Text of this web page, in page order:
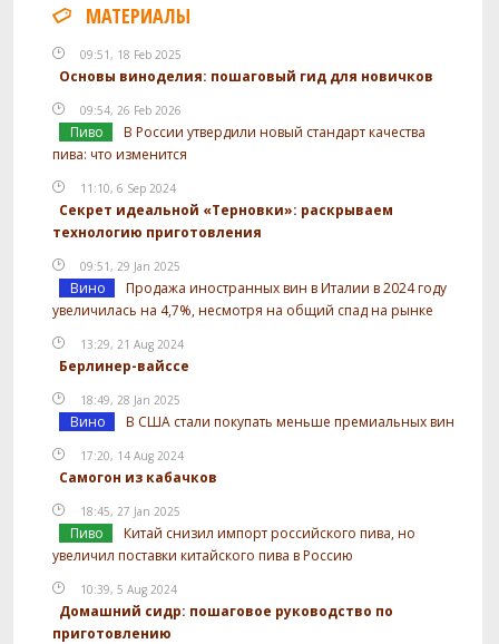
МАТЕРИАЛЫ
09:51, 18 Feb 2025
Основы виноделия: пошаговый гид для новичков
09:54, 26 Feb 2026
Пиво
В России утвердили новый стандарт качества
пива: что изменится
11:10, 6 Sep 2024
Секрет идеальной «Терновки»: раскрываем
технологию приготовления
09:51, 29 Jan 2025
Вино
Продажа иностранных вин в Италии в 2024 году
увеличилась на 4,7%, несмотря на общий спад на рынке
13:29, 21 Aug 2024
Берлинер-вайссе
18:49, 28 Jan 2025
Вино В США стали покупать меньше премиальных вин
17:20, 14 Aug 2024
Самогон из кабачков
18:45, 27 Jan 2025
Пиво
Китай снизил импорт российского пива, но
увеличил поставки китайского пива в Россию
10:39, 5 Aug 2024
Домашний сидр: пошаговое руководство по
приготовлению